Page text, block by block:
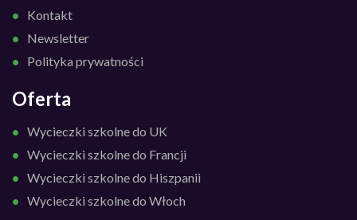
Kontakt
Newsletter
Polityka prywatności
Oferta
Wycieczki szkolne do UK
Wycieczki szkolne do Francji
Wycieczki szkolne do Hiszpanii
Wycieczki szkolne do Włoch